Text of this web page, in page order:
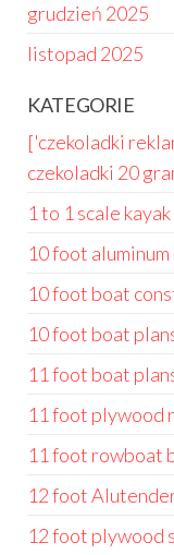
grudzień 2025
listopad 2025
KATEGORIE
['czekoladki
czekoladki 20
1 to 1 scale
10 foot
10 foot boat
10 foot boat
11 foot boat
11 foot plywood
11 foot rowboat
12 foot
12 foot plywood